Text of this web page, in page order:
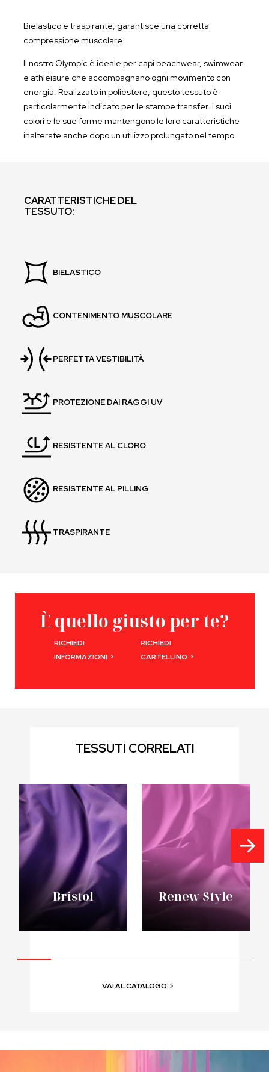
Bielastico e traspirante, garantisce una corretta
compressione muscolare.
Il nostro Olympic è ideale per capi beachwear, swimwear
e athleisure che accompagnano ogni movimento con
energia. Realizzato in poliestere, questo tessuto è
particolarmente indicato per le stampe transfer. I suoi
colori e le sue forme mantengono le loro caratteristiche
inalterate anche dopo un utilizzo prolungato nel tempo.
CARATTERISTICHE DEL
TESSUTO:
BIELASTICO
CONTENIMENTO MUSCOLARE
PERFETTA VESTIBILITÀ
PROTEZIONE DAI RAGGI UV
RESISTENTE AL CLORO
RESISTENTE AL PILLING
TRASPIRANTE
È quello giusto per te?
RICHIEDI
INFORMAZIONI >
RICHIEDI
CARTELLINO >
TESSUTI CORRELATI
Bristol Renew Style
VAI AL CATALOGO >